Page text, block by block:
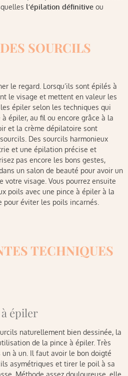
l’épilation définitive ou
SOURCILS
le regard. Lorsqu’ils sont épilés à
le visage et mettent en valeur les
épiler selon les techniques qui
épiler, au fil ou encore grâce à la
et la crème dépilatoire sont
Des sourcils harmonieux
et une épilation précise et
pas encore les bons gestes,
un salon de beauté pour avoir un
votre visage. Vous pourrez ensuite
poils avec une pince à épiler à la
éviter les poils incarnés.
TECHNIQUES
épiler
naturellement bien dessinée, la
de la pince à épiler. Très
à un. Il faut avoir le bon doigté
asymétriques et tirer le poil à sa